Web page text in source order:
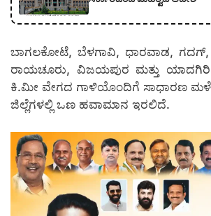
ಬಾಗಲಕೋಟೆ, ಬೆಳಗಾವಿ, ಧಾರವಾಡ, ಗದಗ್,
ರಾಯಚೂರು, ವಿಜಯಪುರ ಮತ್ತು ಯಾದಗಿರಿ
ಕಿ.ಮೀ ವೇಗದ ಗಾಳಿಯೊಂದಿಗೆ ಸಾಧಾರಣ
ಜಿಲ್ಲೆಗಳಲ್ಲಿ ಒಣ ಹವಾಮಾನ ಇರಲಿದೆ.